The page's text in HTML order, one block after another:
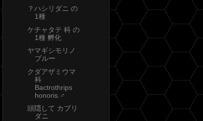
？ハシリダニ の
1種
ケチャタテ 科 の
1種 孵化
ヤマギシモリノ
ブルー
クダアザミウマ
科
Bactrothrips
honoris.♂
頭隠して カブリ
ダニ